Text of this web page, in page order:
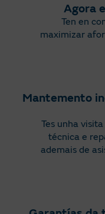
Agora
Ten en
maximizar
Mantemento
Tes unha
técnica e
ademais de